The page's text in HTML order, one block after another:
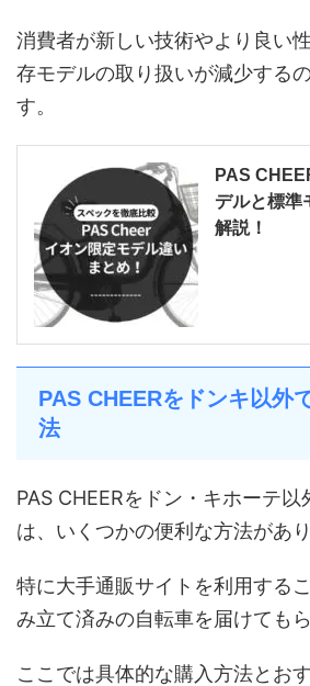
消費者が新しい技術やより良い
存モデルの取り扱いが減少する
す。
PAS
デルと標準
解説！
PAS CHEERをドンキ以外
法
PAS CHEERをドン・キホーテ以
は、いくつかの便利な方法があり
特に大手通販サイトを利用する
み立て済みの自転車を届けても
ここでは具体的な購入方法とお